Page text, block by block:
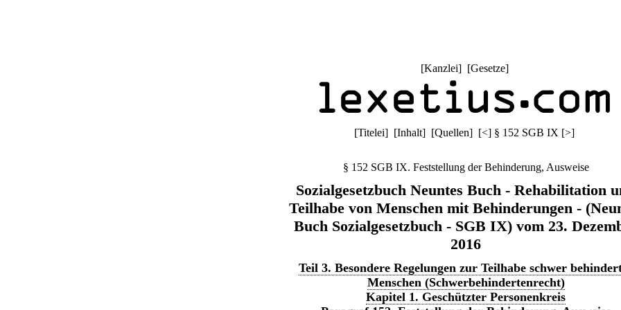
[Kanzlei] [Gesetze]
[Titelei] [Inhalt] [Quellen] [<] § 152 SGB IX [>]
§ 152 SGB IX. Feststellung der Behinderung, Ausweise
Sozialgesetzbuch Neuntes Buch - Rehabilitation
Teilhabe von Menschen mit Behinderungen -
Buch Sozialgesetzbuch - SGB IX) vom 23.
2016
Teil 3. Besondere Regelungen zur Teilhabe schwer
Menschen (Schwerbehindertenrecht)
Kapitel 1. Geschützter Personenkreis